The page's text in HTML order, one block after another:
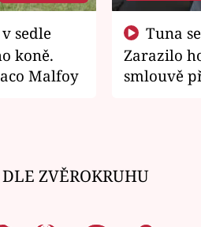
koně.
Malfoy
Zarazilo
smlouvě
ZVĚROKRUHU